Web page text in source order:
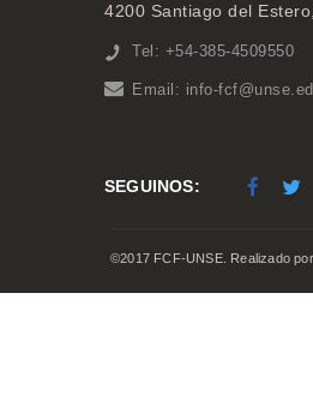
4200 Santiago del
Tel: +54-385-4509550
Email: info-
SEGUINOS:
©2017 FCF-UNSE. Realizado